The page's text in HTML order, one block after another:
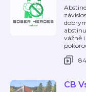
vážně i
CB